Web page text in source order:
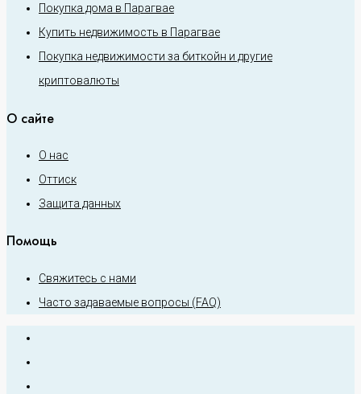
Покупка дома в Парагвае
Купить недвижимость в Парагвае
Покупка недвижимости за биткойн и другие
криптовалюты
О сайте
О нас
Оттиск
Защита данных
Помощь
Свяжитесь с нами
Часто задаваемые вопросы (FAQ)